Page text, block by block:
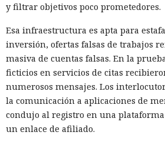
y filtrar objetivos poco prometedores.
Esa infraestructura es apta para
inversión, ofertas falsas de trabajos
masiva de cuentas falsas. En la
ficticios en servicios de citas
numerosos mensajes. Los
la comunicación a aplicaciones de
condujo al registro en una
un enlace de afiliado.